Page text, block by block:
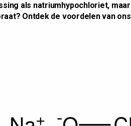
als natriumhypochloriet, maar
Ontdek de voordelen van ons